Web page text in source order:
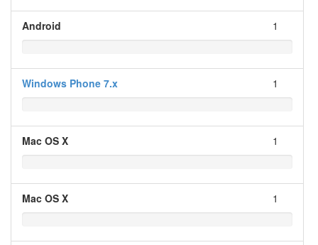
Android 1
Windows Phone 7.x 1
Mac OS X 1
Mac OS X 1